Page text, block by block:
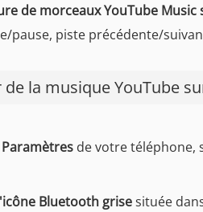
de morceaux YouTube
pause, piste précédente/
la musique YouTube
Paramètres de votre téléphone,
Bluetooth grisesituée